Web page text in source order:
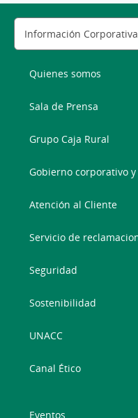
Quienes somos
Sala de Prensa
Grupo Caja Rural
Gobierno corporativo
Atención al Cliente
Servicio de
Seguridad
Sostenibilidad
UNACC
Canal Ético
Eventos